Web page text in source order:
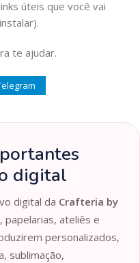
úteis que você vai
te ajudar.
digital
digital da Crafteria by
papelarias, ateliês e
personalizados,
sublimação,